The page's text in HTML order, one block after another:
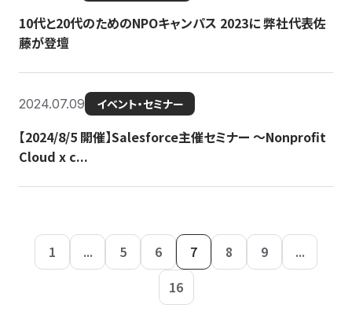
10代と20代のためのNPOキャンパス 2023に 弊社代表佐
藤が登壇
2024.07.09 イベント・セミナー
【2024/8/5 開催】Salesforce主催セミナー 〜Nonprofit
Cloud x c...
1 ... 5 6 7 8 9
...
16